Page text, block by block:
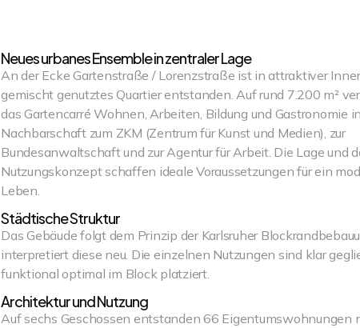
Neues urbanes Ensemble in zentraler Lage
An der Ecke Gartenstraße / Lorenzstraße ist in attraktiver
gemischt genutztes Quartier entstanden. Auf rund 7.200 m²
das Gartencarré Wohnen, Arbeiten, Bildung und Gastronomie
Nachbarschaft zum ZKM (Zentrum für Kunst und Medien), zur
Bundesanwaltschaft und zur Agentur für Arbeit. Die Lage und
Nutzungskonzept schaffen ideale Voraussetzungen für ein
Leben.
Städtische Struktur
Das Gebäude folgt dem Prinzip der Karlsruher
interpretiert diese neu. Die einzelnen Nutzungen sind klar
funktional optimal im Block platziert.
Architektur und Nutzung
Auf sechs Geschossen entstanden 66 Eigentumswohnungen